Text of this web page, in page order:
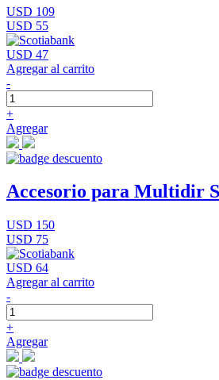
USD 109
USD 55
USD 47
Agregar al carrito
-
+
Agregar
Accesorio para Multidir
USD 150
USD 75
USD 64
Agregar al carrito
-
+
Agregar